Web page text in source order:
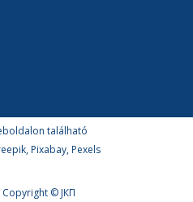
található
Pixabay, Pexels
Copyright © ЈКП